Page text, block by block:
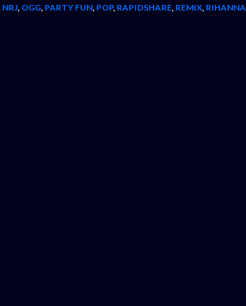
NRJ OGG PARTY FUN POP, RAPIDSHARE REMIX RIHANNA